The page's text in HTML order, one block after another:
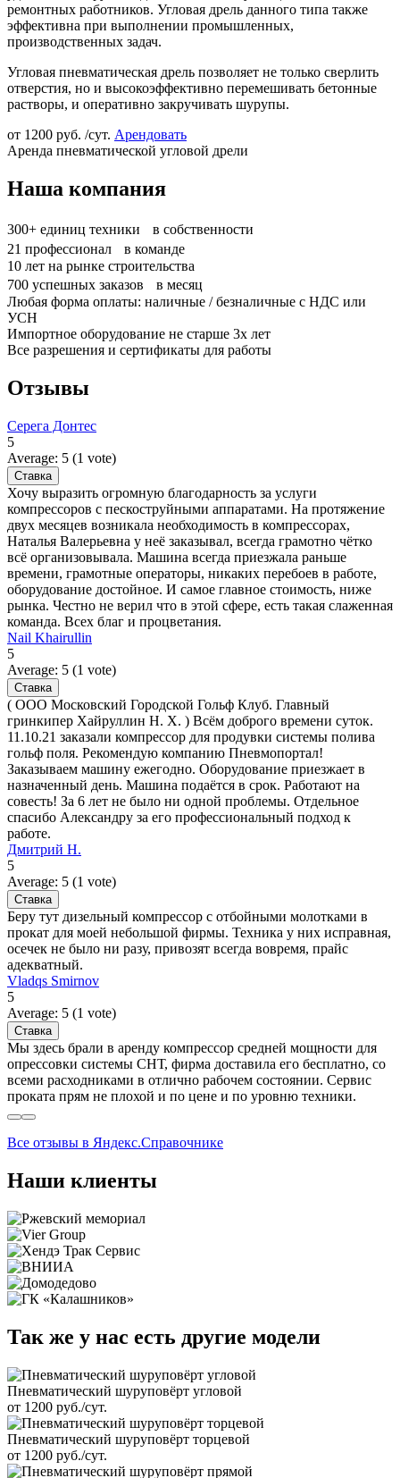
ремонтных работников. Угловая дрель данного типа также
эффективна при выполнении промышленных,
производственных задач.
Угловая пневматическая дрель позволяет не только сверлить
отверстия, но и высокоэффективно перемешивать бетонные
растворы, и оперативно закручивать шурупы.
от 1200 руб. /сут. Арендовать
Аренда пневматической угловой дрели
Наша компания
300+ единиц техники в собственности
21 профессионал в команде
10 лет на рынке строительства
700 успешных заказов в месяц
Любая форма оплаты: наличные / безналичные с НДС или
УСН
Импортное оборудование не старше 3х лет
Все разрешения и сертификаты для работы
Отзывы
Серега Донтес
5
Average: 5 (1 vote)
Хочу выразить огромную благодарность за услуги
компрессоров с пескоструйными аппаратами. На протяжение
двух месяцев возникала необходимость в компрессорах,
Наталья Валерьевна у неё заказывал, всегда грамотно чётко
всё организовывала. Машина всегда приезжала раньше
времени, грамотные операторы, никаких перебоев в работе,
оборудование достойное. И самое главное стоимость, ниже
рынка. Честно не верил что в этой сфере, есть такая слаженная
команда. Всех благ и процветания.
Nail Khairullin
5
Average: 5 (1 vote)
( ООО Московский Городской Гольф Клуб. Главный
гринкипер Хайруллин Н. Х. ) Всём доброго времени суток.
11.10.21 заказали компрессор для продувки системы полива
гольф поля. Рекомендую компанию Пневмопортал!
Заказываем машину ежегодно. Оборудование приезжает в
назначенный день. Машина подаётся в срок. Работают на
совесть! За 6 лет не было ни одной проблемы. Отдельное
спасибо Александру за его профессиональный подход к
работе.
Дмитрий Н.
5
Average: 5 (1 vote)
Беру тут дизельный компрессор с отбойными молотками в
прокат для моей небольшой фирмы. Техника у них исправная,
осечек не было ни разу, привозят всегда вовремя, прайс
адекватный.
Vladqs Smirnov
5
Average: 5 (1 vote)
Мы здесь брали в аренду компрессор средней мощности для
опрессовки системы СНТ, фирма доставила его бесплатно, со
всеми расходниками в отлично рабочем состоянии. Сервис
проката прям не плохой и по цене и по уровню техники.
Все отзывы в Яндекс.Справочнике
Наши клиенты
Так же у нас есть другие модели
Пневматический шуруповёрт угловой
от 1200 руб./сут.
Пневматический шуруповёрт торцевой
от 1200 руб./сут.